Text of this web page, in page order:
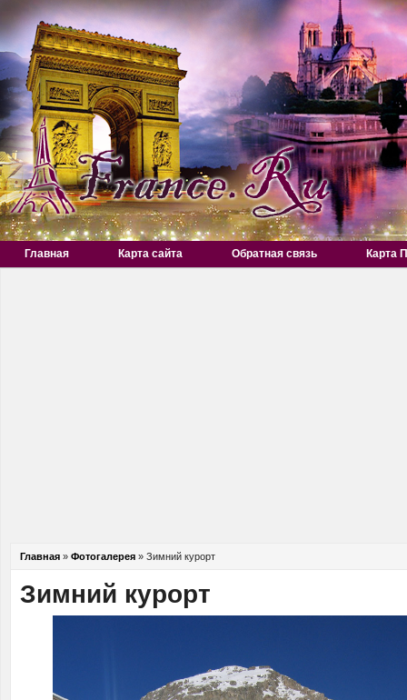
Главная Карта сайта Обратная связь Карта
Главная » Фотогалерея » Зимний курорт
Зимний курорт